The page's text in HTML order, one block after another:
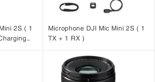
Hệ thống Dual Pixel CMOS AF II bao phủ
và có 1.053 điểm lấy nét
, cho phép phát hiện
bay hay phương tiện đang di chuyển, hệ
hoạt động gần như thần giao cách cảm.
năng tốt nhất của máy ảnh làEye Control AF
mắt)
. Công nghệ này cho phép bạn chọn
cách nhìn vào điểm đó trong kính ngắm. Mặc
2S ( 1
Microphone DJI Mic Mini 2S ( 1
TX + 1 RX )